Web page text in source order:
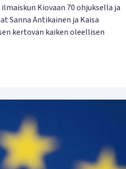
Kiovaan 70 ohjuksella ja
Sanna Antikainen ja Kaisa
kertovan kaiken oleellisen